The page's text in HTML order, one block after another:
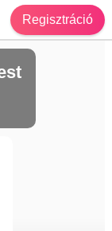
Regisztráció